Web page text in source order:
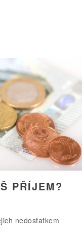
PŘÍJEM?
nedostatkem